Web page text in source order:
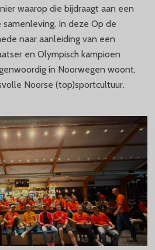
waarop die bijdraagt aan een
In deze Op de
naar aanleiding van een
en Olympisch kampioen
in Noorwegen woont,
Noorse (top)sportcultuur.